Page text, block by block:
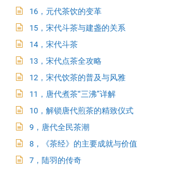
16，元代茶饮的变革
15，宋代斗茶与建盏的关系
14，宋代斗茶
13，宋代点茶全攻略
12，宋代饮茶的普及与风雅
11，唐代煮茶“三沸”详解
10，解锁唐代煎茶的精致仪式
9，唐代全民茶潮
8，《茶经》的主要成就与价值
7，陆羽的传奇